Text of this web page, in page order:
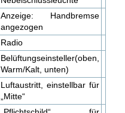
Anzeige: Handbremse
angezogen
Radio
Belüftungseinsteller(oben,
Warm/Kalt, unten)
Luftaustritt, einstellbar für
„Mitte“